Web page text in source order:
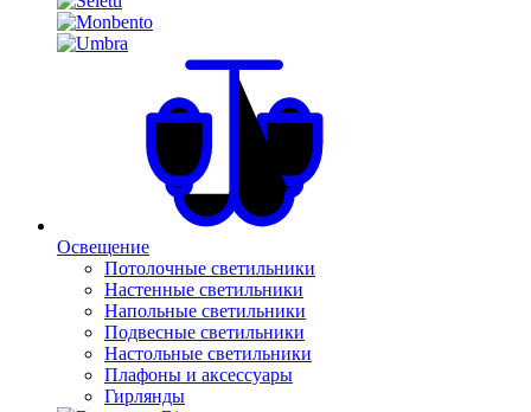
Освещение
Потолочные светильники
Настенные светильники
Напольные светильники
Подвесные светильники
Настольные светильники
Плафоны и аксессуары
Гирлянды